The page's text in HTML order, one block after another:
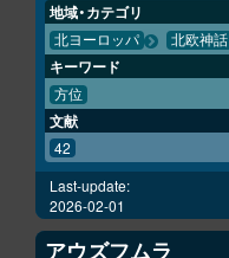
地域・カテゴリ
北ヨーロッパ 北欧神話
キーワード
方位
文献
42
Last-update:
2026-02-01
アウズフムラ